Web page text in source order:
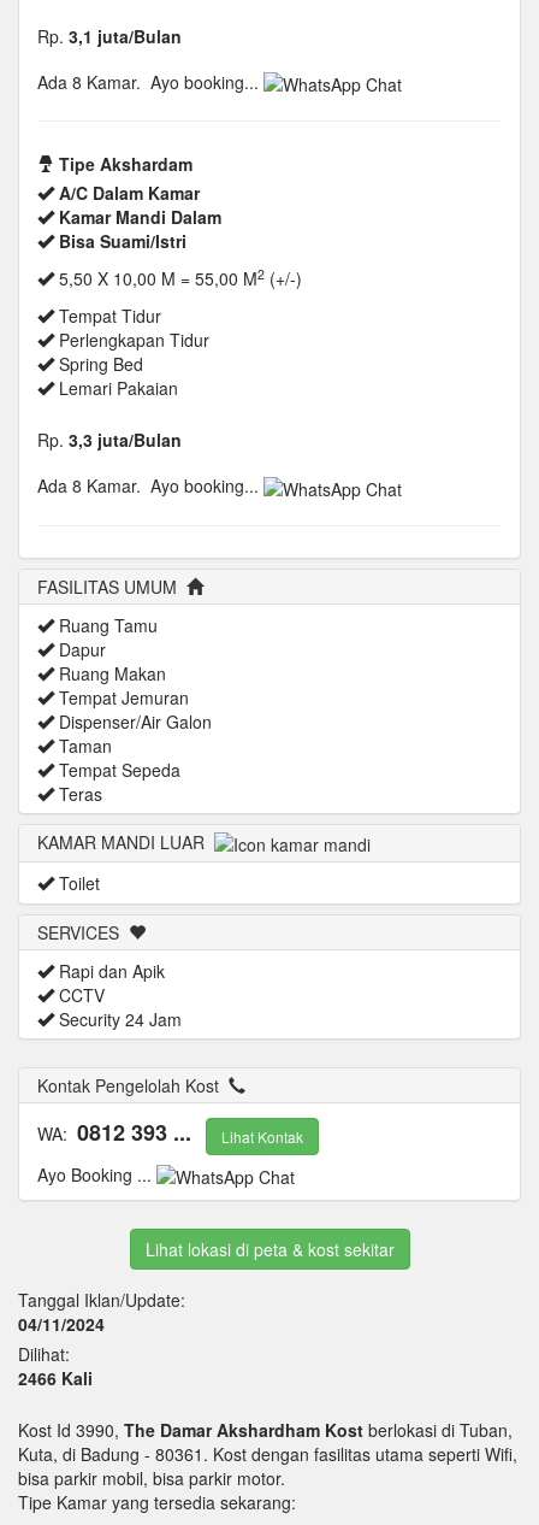
Rp. 3,1 juta/Bulan
Ada 8 Kamar. Ayo booking...
Tipe Akshardam
A/C Dalam Kamar
Kamar Mandi Dalam
Bisa Suami/Istri
5,50 X 10,00 M = 55,00 M2 (+/-)
Tempat Tidur
Perlengkapan Tidur
Spring Bed
Lemari Pakaian
Rp. 3,3 juta/Bulan
Ada 8 Kamar. Ayo booking...
FASILITAS UMUM
Ruang Tamu
Dapur
Ruang Makan
Tempat Jemuran
Dispenser/Air Galon
Taman
Tempat Sepeda
Teras
KAMAR MANDI LUAR
Toilet
SERVICES
Rapi dan Apik
CCTV
Security 24 Jam
Kontak Pengelolah Kost
WA: 0812 393 ... Lihat Kontak
Ayo Booking ...
Lihat lokasi di peta & kost sekitar
Tanggal Iklan/Update:
04/11/2024
Dilihat:
2466 Kali
Kost Id 3990, The Damar Akshardham Kost berlokasi di Tuban,
Kuta, di Badung - 80361. Kost dengan fasilitas utama seperti Wifi,
bisa parkir mobil, bisa parkir motor.
Tipe Kamar yang tersedia sekarang: